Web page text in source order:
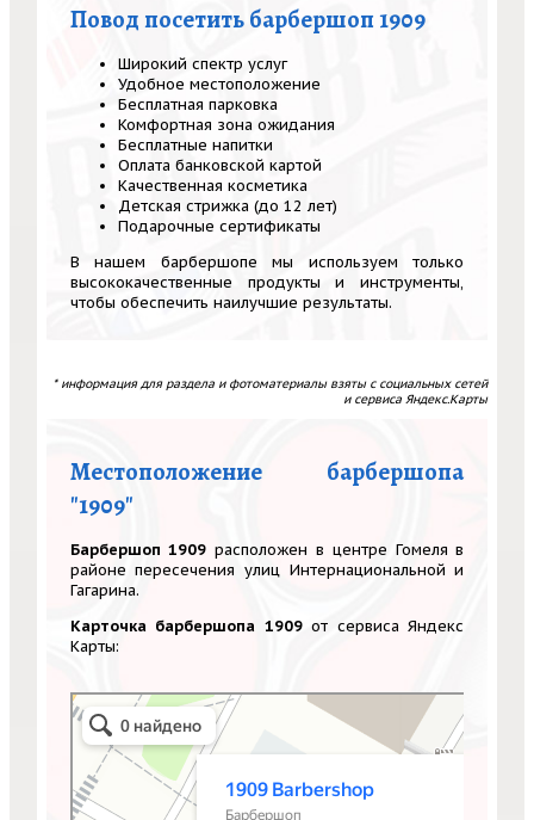
Повод посетить барбершоп 1909
Широкий спектр услуг
Удобное местоположение
Бесплатная парковка
Комфортная зона ожидания
Бесплатные напитки
Оплата банковской картой
Качественная косметика
Детская стрижка (до 12 лет)
Подарочные сертификаты
В нашем барбершопе мы используем только
высококачественные продукты и инструменты,
чтобы обеспечить наилучшие результаты.
* информация для раздела и фотоматериалы взяты с социальных сетей
и сервиса Яндекс.Карты
Местоположение барбершопа
"1909"
Барбершоп 1909 расположен в центре Гомеля в
районе пересечения улиц Интернациональной и
Гагарина.
Карточка барбершопа 1909от сервиса Яндекс
Карты:
1909 Barbershop
Барбершоп в Гомеле